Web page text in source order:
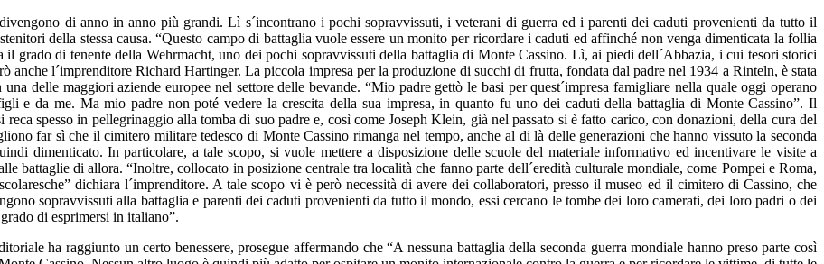
di anno in anno più grandi. Lì s´incontrano i pochi sopravvissuti, i veterani di guerra ed i parenti dei caduti provenienti da tutto il
della stessa causa. “Questo campo di battaglia vuole essere un monito per ricordare i caduti ed affinché non venga dimenticata la follia
grado di tenente della Wehrmacht, uno dei pochi sopravvissuti della battaglia di Monte Cassino. Lì, ai piedi dell´Abbazia, i cui tesori storici
l´imprenditore Richard Hartinger. La piccola impresa per la produzione di succhi di frutta, fondata dal padre nel 1934 a Rinteln, è stata
delle maggiori aziende europee nel settore delle bevande. “Mio padre gettò le basi per quest´impresa famigliare nella quale oggi operano
e da me. Ma mio padre non poté vedere la crescita della sua impresa, in quanto fu uno dei caduti della battaglia di Monte Cassino”. Il
spesso in pellegrinaggio alla tomba di suo padre e, così come Joseph Klein, già nel passato si è fatto carico, con donazioni, della cura del
far sì che il cimitero militare tedesco di Monte Cassino rimanga nel tempo, anche al di là delle generazioni che hanno vissuto la seconda
dimenticato. In particolare, a tale scopo, si vuole mettere a disposizione delle scuole del materiale informativo ed incentivare le visite a
battaglie di allora. “Inoltre, collocato in posizione centrale tra località che fanno parte dell´eredità culturale mondiale, come Pompei e Roma,
dichiara l´imprenditore. A tale scopo vi è però necessità di avere dei collaboratori, presso il museo ed il cimitero di Cassino, che
sopravvissuti alla battaglia e parenti dei caduti provenienti da tutto il mondo, essi cercano le tombe dei loro camerati, dei loro padri o dei
di esprimersi in italiano”.
ha raggiunto un certo benessere, prosegue affermando che “A nessuna battaglia della seconda guerra mondiale hanno preso parte così